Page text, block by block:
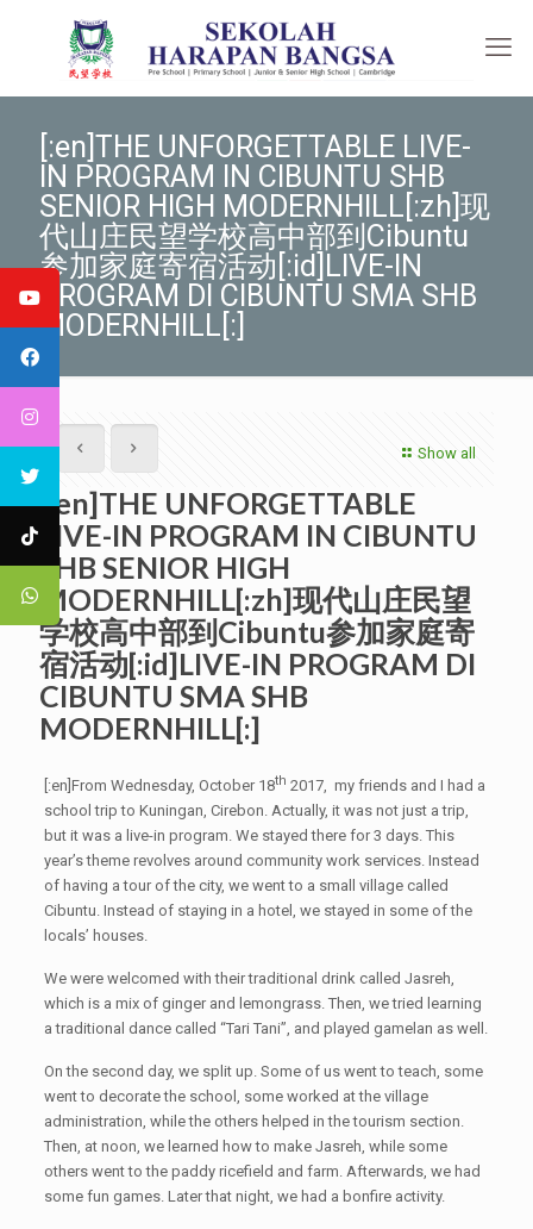
[:en]THE UNFORGETTABLE LIVE-
IN PROGRAM IN CIBUNTU SHB
SENIOR HIGH MODERNHILL[:zh]现
代山庄民望学校高中部到Cibuntu
参加家庭寄宿活动[:id]LIVE-IN
PROGRAM DI CIBUNTU SMA SHB
MODERNHILL[:]
Show all
[:en]THE UNFORGETTABLE
LIVE-IN PROGRAM IN CIBUNTU
SHB SENIOR HIGH
MODERNHILL[:zh]现代山庄民望
学校高中部到Cibuntu参加家庭寄
宿活动[:id]LIVE-IN PROGRAM DI
CIBUNTU SMA SHB
MODERNHILL[:]
[:en]From Wednesday, October 18th 2017, my friends and I had a
school trip to Kuningan, Cirebon. Actually, it was not just a trip,
but it was a live-in program. We stayed there for 3 days. This
year’s theme revolves around community work services. Instead
of having a tour of the city, we went to a small village called
Cibuntu. Instead of staying in a hotel, we stayed in some of the
locals’ houses.
We were welcomed with their traditional drink called Jasreh,
which is a mix of ginger and lemongrass. Then, we tried learning
a traditional dance called “Tari Tani”, and played gamelan as well.
On the second day, we split up. Some of us went to teach, some
went to decorate the school, some worked at the village
administration, while the others helped in the tourism section.
Then, at noon, we learned how to make Jasreh, while some
others went to the paddy ricefield and farm. Afterwards, we had
some fun games. Later that night, we had a bonfire activity.